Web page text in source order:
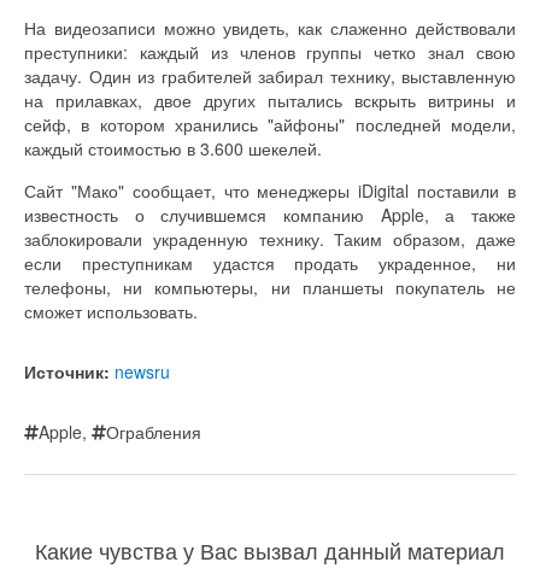
На видеозаписи можно увидеть, как слаженно действовали
преступники: каждый из членов группы четко знал свою
задачу. Один из грабителей забирал технику, выставленную
на прилавках, двое других пытались вскрыть витрины и
сейф, в котором хранились "айфоны" последней модели,
каждый стоимостью в 3.600 шекелей.
Сайт "Мако" сообщает, что менеджеры iDigital поставили в
известность о случившемся компанию Apple, а также
заблокировали украденную технику. Таким образом, даже
если преступникам удастся продать украденное, ни
телефоны, ни компьютеры, ни планшеты покупатель не
сможет использовать.
Источник: newsru
Apple, Ограбления
Какие чувства у Вас вызвал данный материал